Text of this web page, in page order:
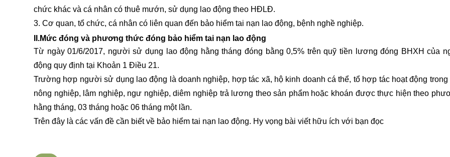
chức khác và cá nhân có thuê mướn, sử dụng lao động theo HĐLĐ.
3. Cơ quan, tổ chức, cá nhân có liên quan đến bảo hiểm tai nạn lao động, bệnh nghề nghiệp.
II.Mức đóng và phương thức đóng bảo hiểm tai nạn lao động
Từ ngày 01/6/2017, người sử dụng lao động hằng tháng đóng bằng 0,5% trên quỹ tiền lương đóng BHXH của
động quy định tại Khoản 1 Điều 21.
Trường hợp người sử dụng lao động là doanh nghiệp, hợp tác xã, hộ kinh doanh cá thể, tổ hợp tác hoạt động
nông nghiệp, lâm nghiệp, ngư nghiệp, diêm nghiệp trả lương theo sản phẩm hoặc khoán được thực hiện theo
hằng tháng, 03 tháng hoặc 06 tháng một lần.
Trên đây là các vấn đề cần biết về bảo hiểm tai nạn lao động. Hy vọng bài viết hữu ích với bạn đọc